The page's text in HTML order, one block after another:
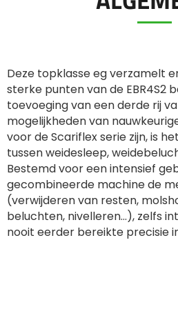
Svenska
한국의
日本語
中文
Deze topklasse eg verzamelt
sterke punten van de EBR4S2
toevoeging van een derde rij
mogelijkheden van
voor de Scariflex serie zijn, is
tussen weidesleep,
Bestemd voor een intensief
gecombineerde machine de
(verwijderen van resten,
beluchten, nivelleren...), zelfs
nooit eerder bereikte precisie